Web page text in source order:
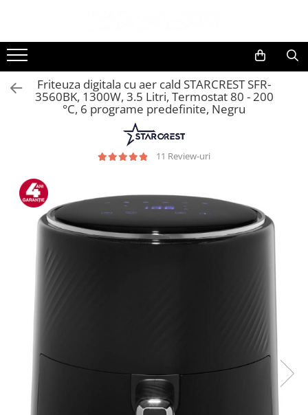
Toate Produsele
Black Friday
Electrocasnice Mari
Aparate frigorifice
Congelatoare verticale
Frigidere
Frigidere cu doua usi
Frigidere cu o usa
Lazi frigorifice
Minibaruri
Hote de bucatarie
Friteuza digitala cu aer cald STARCREST SFR-
3560BK, 1300W, 3.5 Litri, Termostat 80 - 200
°C, 6 programe predefinite, Negru
11 Review-uri